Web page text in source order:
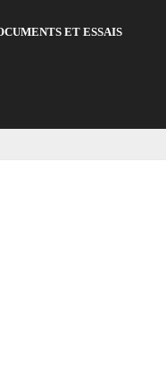
ET ESSAIS